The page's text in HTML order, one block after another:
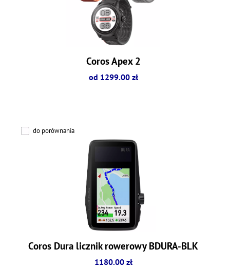
Coros Apex 2
od 1299.00 zł
do porównania
Coros Dura licznik rowerowy BDURA-BLK
1180.00 zł